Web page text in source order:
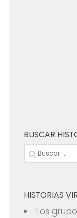
BUSCAR
Buscar:
HISTORIAS
Los